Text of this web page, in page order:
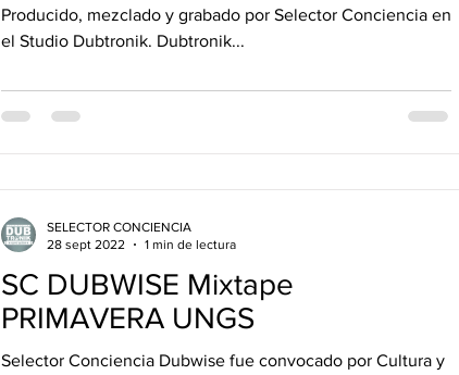
Producido, mezclado y grabado por Selector Conciencia en
el Studio Dubtronik. Dubtronik...
SC DUBWISE Mixtape
PRIMAVERA UNGS
Selector Conciencia Dubwise fue convocado por Cultura y
SELECTOR CONCIENCIA
28 sept 2022
1 min de lectura